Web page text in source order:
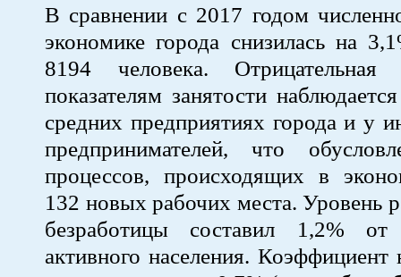
В сравнении с 2017 годом
экономике города снизилась на
8194 человека.
показателям занятости
средних предприятиях города и у
предпринимателей, что
процессов, происходящих в
132 новых рабочих места. Уровень
безработицы составил 1,2% от
активного населения. Коэффициент